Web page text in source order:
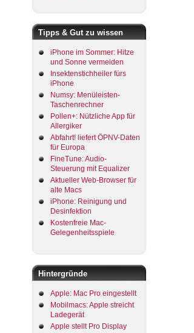
Tipps & Gut zu wissen
iPhone im Sommer: Hitze
und Sonne vermeiden
Insektenstichheiler fürs
iPhone
Numsy: Menüleisten-
Taschenrechner
Pollen+: Nützliche App für
Allergiker
Abfahrt! liefert ÖPNV-Daten
für Europa
FineTune: Audio-
Steuerung mit Equalizer
Aktueller Web-Browser für
alte Macs
iPhone: Reinigung und
Desinfektion
Kostenfreie Mac-
Gelegenheitsspiele
Hintergründe
Apple: Mac Pro eingestellt
Mobilmacs: Apple streicht
Ladegerät
Apple stellt Pro Display